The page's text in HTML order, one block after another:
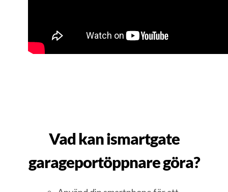
Vad kan ismartgate
garageportöppnare göra?